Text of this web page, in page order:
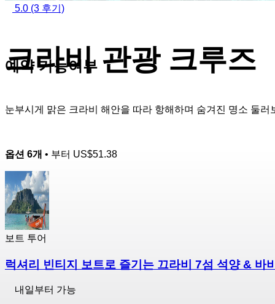
5.0 (3 후기)
크라비 관광 크루즈
눈부시게 맑은 크라비 해안을 따라 항해하며 숨겨진 명소 둘러
예약 가능여부
옵션 6개 • 부터 US$51.38
보트 투어
럭셔리 빈티지 보트로 즐기는 끄라비 7섬 석양 & 바
내일부터 가능